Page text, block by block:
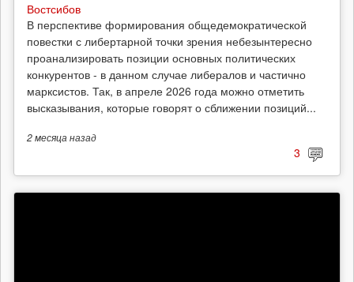
Востсибов
В перспективе формирования общедемократической
повестки с либертарной точки зрения небезынтересно
проанализировать позиции основных политических
конкурентов - в данном случае либералов и частично
марксистов. Так, в апреле 2026 года можно отметить
высказывания, которые говорят о сближении позиций...
2 месяцаназад
3